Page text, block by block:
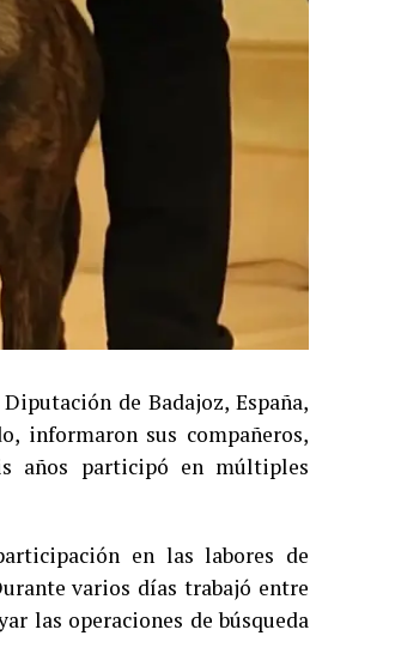
de Badajoz, España,
informaron sus compañeros,
años participó en múltiples
en las labores de
varios días trabajó entre
las operaciones de búsqueda